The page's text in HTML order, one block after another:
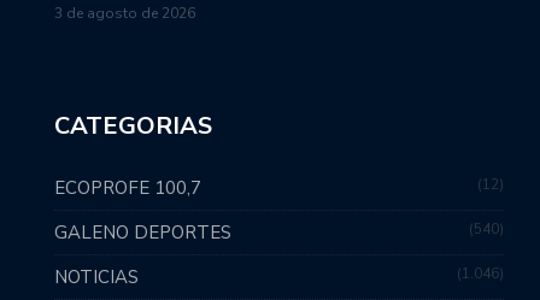
3 de agosto de 2026
CATEGORIAS
ECOPROFE 100,7 12
GALENO DEPORTES 540
NOTICIAS 1.046